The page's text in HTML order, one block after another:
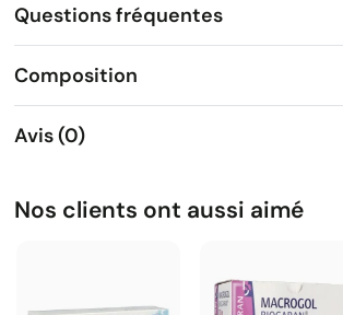
Questions fréquentes
Composition
Avis (0)
Nos clients ont aussi aimé